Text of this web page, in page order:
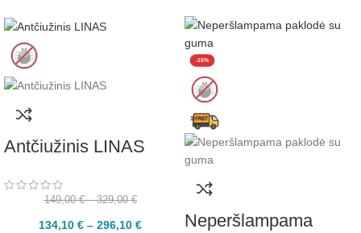
Antčiužinis LINAS
149,00€ – 329,00€
134,10 € – 296,10 €
-15%
Neperšlampama